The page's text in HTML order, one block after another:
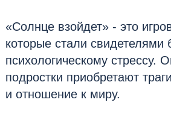
«Солнце взойдет» - это
которые стали свидетелями
психологическому стрессу.
подростки приобретают
и отношение к миру.